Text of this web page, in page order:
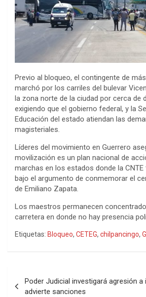
Previo al bloqueo, el contingente de
marchó por los carriles del bulevar
la zona norte de la ciudad por cerca de
exigiendo que el gobierno federal, y la
Educación del estado atiendan las
magisteriales.
Líderes del movimiento en Guerrero
movilización es un plan nacional de
marchas en los estados donde la CNTE
bajo el argumento de conmemorar el
de Emiliano Zapata.
Los maestros permanecen
carretera en donde no hay presencia
Etiquetas: Bloqueo, CETEG, chilpancingo,
de
Poder Judicial investigará agresión a
advierte sanciones